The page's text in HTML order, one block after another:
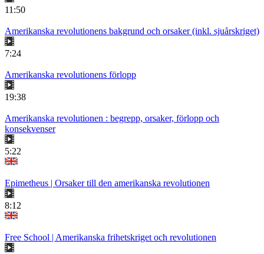
11:50
Amerikanska revolutionens bakgrund och orsaker (inkl. sjuårskriget)
7:24
Amerikanska revolutionens förlopp
19:38
Amerikanska revolutionen : begrepp, orsaker, förlopp och
konsekvenser
5:22
Epimetheus | Orsaker till den amerikanska revolutionen
8:12
Free School | Amerikanska frihetskriget och revolutionen